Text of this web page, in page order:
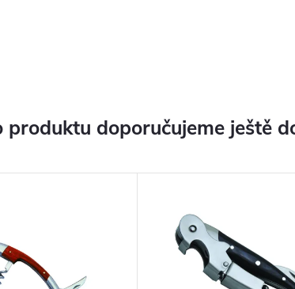
produktu doporučujeme ještě